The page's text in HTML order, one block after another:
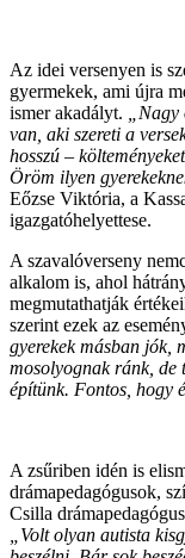
Az idei versenyen is
gyermekek, ami újra
ismer akadályt.
van, aki szereti a
hosszú –
Öröm ilyen
Eőzse Viktória, a
igazgatóhelyettese.
A szavalóverseny
alkalom is, ahol
megmutathatják
szerint ezek az
gyerekek másban jók,
mosolyognak ránk, de
építünk. Fontos, hogy
A zsűriben idén is
drámapedagógusok,
Csilla
„Volt olyan autista